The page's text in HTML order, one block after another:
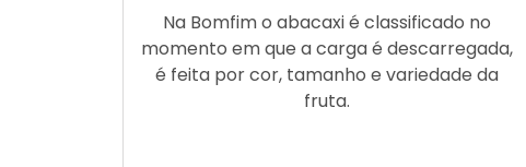
Na Bomfim o abacaxi é classificado no
momento em que a carga é descarregada,
é feita por cor, tamanho e variedade da
fruta.